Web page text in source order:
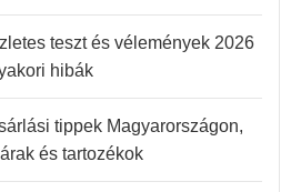
teszt és vélemények 2026
hibák
tippek Magyarországon,
és tartozékok